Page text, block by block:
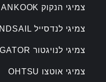
צמיגי הנקוק HANKOOK
צמיגי לנדסייל LANDSAIL
צמיגי לנויגטור LANVIGATOR
צמיגי אוטצו OHTSU